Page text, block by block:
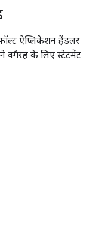
ऐप्लिकेशन हैंडलर
वगैरह के लिए स्टेटमेंट